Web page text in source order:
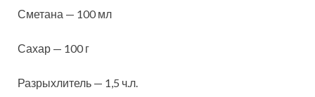
Сметана — 100 мл
Сахар — 100 г
Разрыхлитель — 1,5 ч.л.